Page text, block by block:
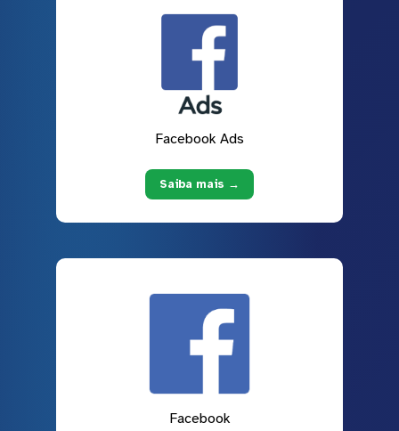
Facebook Ads
Saiba mais →
Facebook